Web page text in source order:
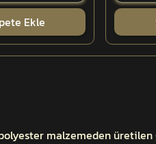
Ekle
malzemeden üretilen